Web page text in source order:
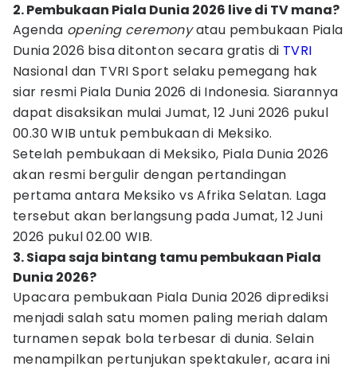
2. Pembukaan Piala Dunia 2026 live di TV mana?
Agenda opening ceremonyatau pembukaan Piala
Dunia 2026 bisa ditonton secara gratis di TVRI
Nasional dan TVRI Sport selaku pemegang hak
siar resmi Piala Dunia 2026 di Indonesia. Siarannya
dapat disaksikan mulai Jumat, 12 Juni 2026 pukul
00.30 WIB untuk pembukaan di Meksiko.
Setelah pembukaan di Meksiko, Piala Dunia 2026
akan resmi bergulir dengan pertandingan
pertama antara Meksiko vs Afrika Selatan. Laga
tersebut akan berlangsung pada Jumat, 12 Juni
2026 pukul 02.00 WIB.
3. Siapa saja bintang tamu pembukaan Piala
Dunia 2026?
Upacara pembukaan Piala Dunia 2026 diprediksi
menjadi salah satu momen paling meriah dalam
turnamen sepak bola terbesar di dunia. Selain
menampilkan pertunjukan spektakuler, acara ini